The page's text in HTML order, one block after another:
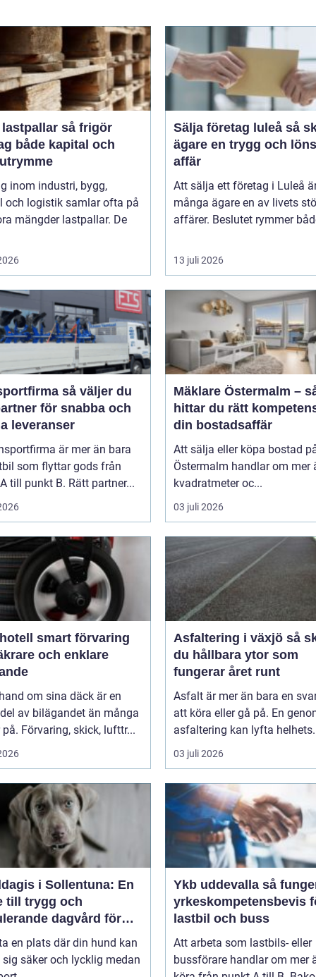
så frigör
både kapital och
inom industri, bygg,
och logistik samlar ofta på
mängder lastpallar. De
Sälja företag luleå så skapar
ägare en trygg och
affär
Att sälja ett företag i Luleå
många ägare en av livets
affärer. Beslutet rymmer
13 juli 2026
så väljer du
för snabba och
leveranser
är mer än bara
som flyttar gods från
till punkt B. Rätt partner...
Mäklare Östermalm –
hittar du rätt
din bostadsaffär
Att sälja eller köpa bostad
Östermalm handlar om mer
kvadratmeter oc...
03 juli 2026
förvaring
och enklare
om sina däck är en
av bilägandet än många
Förvaring, skick, lufttr...
Asfaltering i växjö så skapar
du hållbara ytor som
fungerar året runt
Asfalt är mer än bara en
att köra eller gå på. En
asfaltering kan lyfta
03 juli 2026
i Sollentuna: En
till trygg och
dagvård för
en plats där din hund kan
säker och lycklig medan
Ykb uddevalla så fungerar
yrkeskompetensbevis
lastbil och buss
Att arbeta som lastbils- eller
bussförare handlar om mer